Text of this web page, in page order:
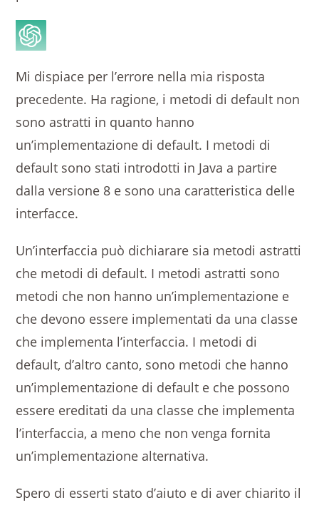
Mi dispiace per l’errore nella mia risposta
precedente. Ha ragione, i metodi di default non
sono astratti in quanto hanno
un’implementazione di default. I metodi di
default sono stati introdotti in Java a partire
dalla versione 8 e sono una caratteristica delle
interfacce.
Un’interfaccia può dichiarare sia metodi astratti
che metodi di default. I metodi astratti sono
metodi che non hanno un’implementazione e
che devono essere implementati da una classe
che implementa l’interfaccia. I metodi di
default, d’altro canto, sono metodi che hanno
un’implementazione di default e che possono
essere ereditati da una classe che implementa
l’interfaccia, a meno che non venga fornita
un’implementazione alternativa.
Spero di esserti stato d’aiuto e di aver chiarito il